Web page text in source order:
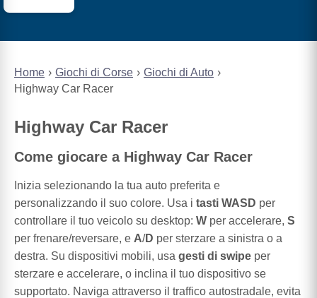
Home Giochi di Corse
Giochi di Auto
Highway Car Racer
Highway Car Racer
Come giocare a Highway Car Racer
Inizia selezionando la tua auto preferita e
personalizzando il suo colore. Usa i tasti WASD per
controllare il tuo veicolo su desktop: W per accelerare, S
per frenare/reversare, e A/D per sterzare a sinistra o a
destra. Su dispositivi mobili, usa gesti di swipe per
sterzare e accelerare, o inclina il tuo dispositivo se
supportato. Naviga attraverso il traffico autostradale, evita